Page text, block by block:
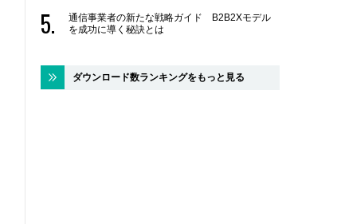
通信事業者の新たな戦略ガイド B2B2Xモデル
を成功に導く秘訣とは
ダウンロード数ランキングをもっと見る